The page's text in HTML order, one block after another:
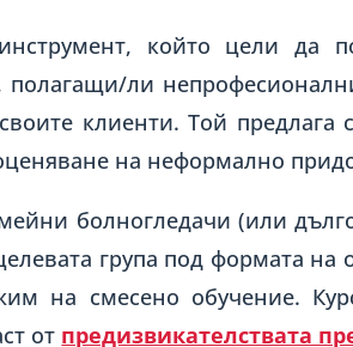
който цели да
полагащи/ли
клиенти. Той предлага
на неформално
болногледачи (или
група под формата
на смесено обучение.
от предизвикателствата